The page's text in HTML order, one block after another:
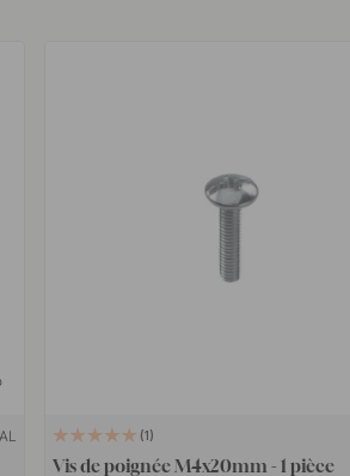
1
Vis de poignée M4x20mm - 1 pièce